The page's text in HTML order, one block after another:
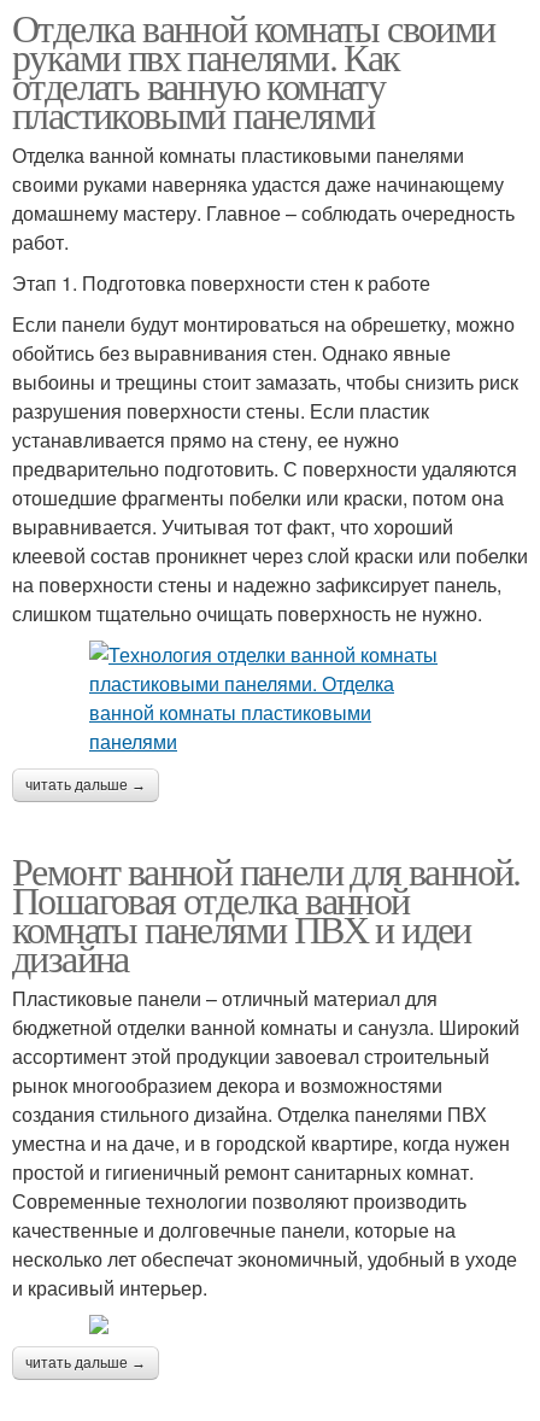
Отделка ванной комнаты своими
руками пвх панелями. Как
отделать ванную комнату
пластиковыми панелями
Отделка ванной комнаты пластиковыми панелями
своими руками наверняка удастся даже начинающему
домашнему мастеру. Главное – соблюдать очередность
работ.
Этап 1. Подготовка поверхности стен к работе
Если панели будут монтироваться на обрешетку, можно
обойтись без выравнивания стен. Однако явные
выбоины и трещины стоит замазать, чтобы снизить риск
разрушения поверхности стены. Если пластик
устанавливается прямо на стену, ее нужно
предварительно подготовить. С поверхности удаляются
отошедшие фрагменты побелки или краски, потом она
выравнивается. Учитывая тот факт, что хороший
клеевой состав проникнет через слой краски или побелки
на поверхности стены и надежно зафиксирует панель,
слишком тщательно очищать поверхность не нужно.
читать дальше →
Ремонт ванной панели для ванной.
Пошаговая отделка ванной
комнаты панелями ПВХ и идеи
дизайна
Пластиковые панели – отличный материал для
бюджетной отделки ванной комнаты и санузла. Широкий
ассортимент этой продукции завоевал строительный
рынок многообразием декора и возможностями
создания стильного дизайна. Отделка панелями ПВХ
уместна и на даче, и в городской квартире, когда нужен
простой и гигиеничный ремонт санитарных комнат.
Современные технологии позволяют производить
качественные и долговечные панели, которые на
несколько лет обеспечат экономичный, удобный в уходе
и красивый интерьер.
читать дальше →